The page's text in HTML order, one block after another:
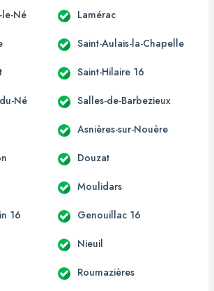
le-Né Lamérac
Saint-Aulais-la-Chapelle
Saint-Hilaire 16
Né Salles-de-Barbezieux
Asnières-sur-Nouère
Douzat
Moulidars
16 Genouillac 16
Nieuil
Roumazières